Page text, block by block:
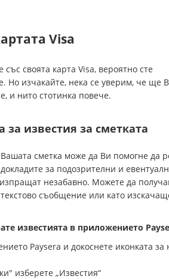
Visa
със своята карта Visa, вероятно сте
Но изчакайте, нека се уверим, че ще
и нито стотинка повече.
известия за сметката
сметка може да Ви помогне да
за подозрителни и
незабавно. Можете да
съобщение или като
известията в приложението
Paysera и докоснете иконката за
изберете „Известия“